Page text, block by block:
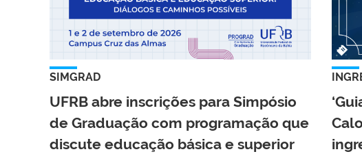
SIMGRAD
UFRB abre inscrições para Simpósio
de Graduação com programação que
discute educação básica e superior